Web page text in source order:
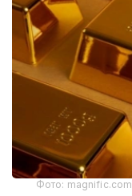
Фото: magnific.com